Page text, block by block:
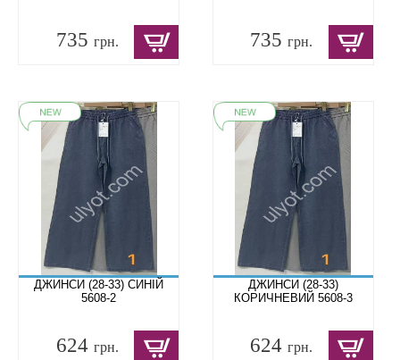
735 грн. 735грн.
ДЖИНСИ (28-33) СИНІЙ
5608-2
624 грн.
ДЖИНСИ (28-33)
КОРИЧНЕВИЙ 5608-3
624грн.